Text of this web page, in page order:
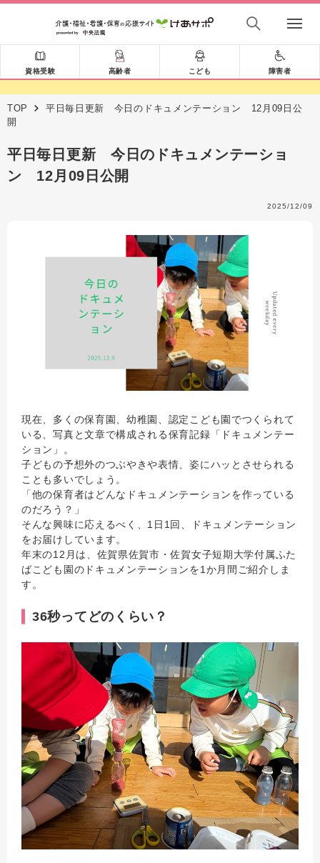
資格受験 高齢者 こども 障害者
TOP
平日毎日更新 今日のドキュメンテーション 12月09日公
開
平日毎日更新 今日のドキュメンテーショ
ン 12月09日公開
2025/12/09
現在、多くの保育園、幼稚園、認定こども園でつくられて
いる、写真と文章で構成される保育記録「ドキュメンテー
ション」。
子どもの予想外のつぶやきや表情、姿にハッとさせられる
ことも多いでしょう。
「他の保育者はどんなドキュメンテーションを作っている
のだろう？」
そんな興味に応えるべく、1日1回、ドキュメンテーション
をお届けしています。
年末の12月は、佐賀県佐賀市・佐賀女子短期大学付属ふた
ばこども園のドキュメンテーションを1か月間ご紹介しま
す。
36秒ってどのくらい？